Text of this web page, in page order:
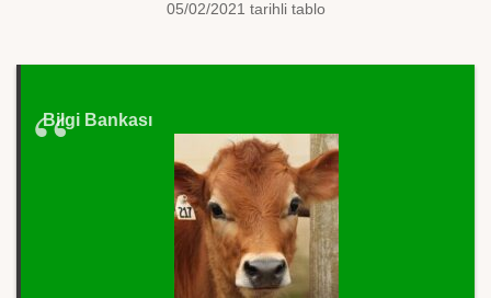
05/02/2021 tarihli tablo
Bilgi Bankası